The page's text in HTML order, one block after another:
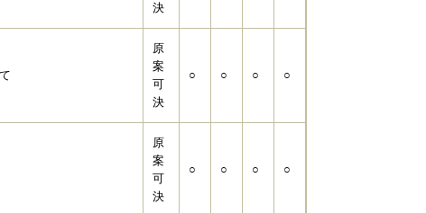
決
原
案
可
決
○ ○ ○ ○
原
案
可
決
○ ○ ○ ○